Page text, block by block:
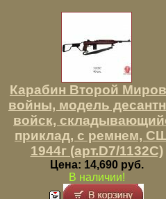
Карабин Второй
войны, модель
войск,
приклад, с ремнем,
1944г (арт.D7/1132C)
Цена: 14,690 руб.
В наличии!